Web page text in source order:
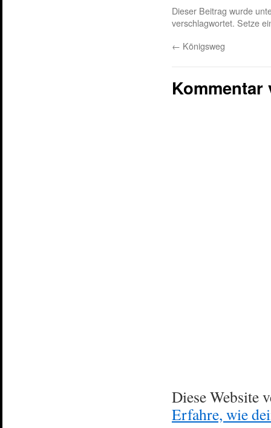
Dieser Beitrag wurde
verschlagwortet. Setze
← Königsweg
Kommentar
Diese Website
Erfahre, wie